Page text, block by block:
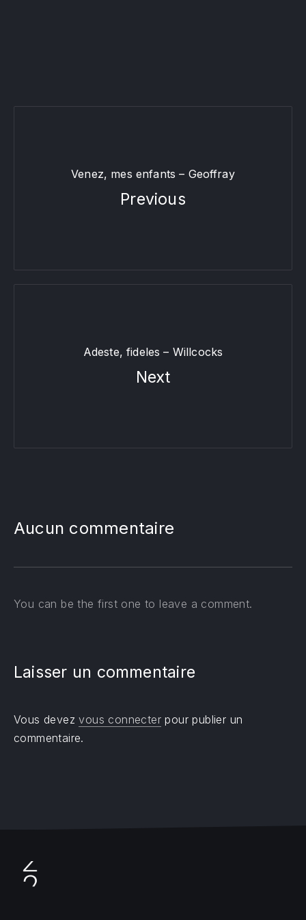
Venez, mes enfants – Geoffray
Previous
Adeste, fideles – Willcocks
Next
Aucun commentaire
You can be the first one to leave a comment.
Laisser un commentaire
Vous devezvous connecter pour publier un
commentaire.